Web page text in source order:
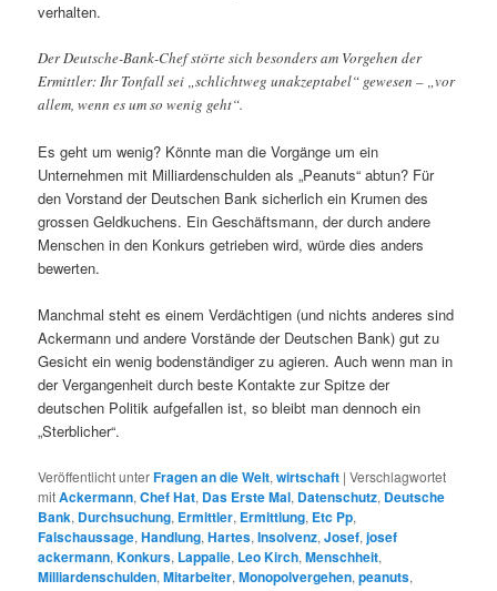
verhalten.
Der Deutsche-Bank-Chef störte sich besonders am Vorgehen der
Ermittler: Ihr Tonfall sei „schlichtweg unakzeptabel“ gewesen – „vor
allem, wenn es um so wenig geht“.
Es geht um wenig? Könnte man die Vorgänge um ein
Unternehmen mit Milliardenschulden als „Peanuts“ abtun? Für
den Vorstand der Deutschen Bank sicherlich ein Krumen des
grossen Geldkuchens. Ein Geschäftsmann, der durch andere
Menschen in den Konkurs getrieben wird, würde dies anders
bewerten.
Manchmal steht es einem Verdächtigen (und nichts anderes sind
Ackermann und andere Vorstände der Deutschen Bank) gut zu
Gesicht ein wenig bodenständiger zu agieren. Auch wenn man in
der Vergangenheit durch beste Kontakte zur Spitze der
deutschen Politik aufgefallen ist, so bleibt man dennoch ein
„Sterblicher“.
Veröffentlicht unterFragen an die Welt,wirtschaft |Verschlagwortet
mitAckermann,Chef Hat, Das Erste Mal, Datenschutz, Deutsche
Bank, Durchsuchung, Ermittler, Ermittlung, Etc Pp,
Falschaussage,Handlung,Hartes,Insolvenz,Josef,josef
ackermann,Konkurs, Lappalie, Leo Kirch,Menschheit,
Milliardenschulden,Mitarbeiter,Monopolvergehen,peanuts,